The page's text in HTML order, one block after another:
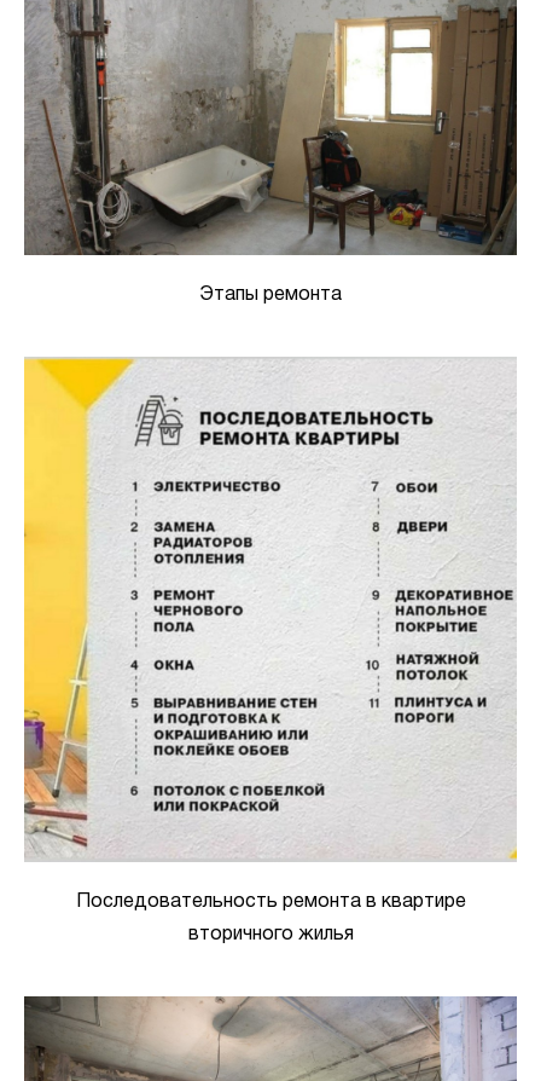
Этапы ремонта
Последовательность ремонта в квартире
вторичного жилья